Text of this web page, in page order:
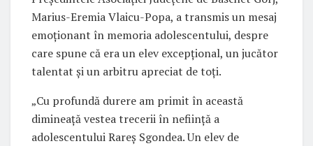
Marius-Eremia Vlaicu-Popa, a transmis un mesaj
emoționant în memoria adolescentului, despre
care spune că era un elev excepțional, un jucător
talentat și un arbitru apreciat de toți.
„Cu profundă durere am primit în această
dimineață vestea trecerii în neființă a
adolescentului Rareș Sgondea. Un elev de